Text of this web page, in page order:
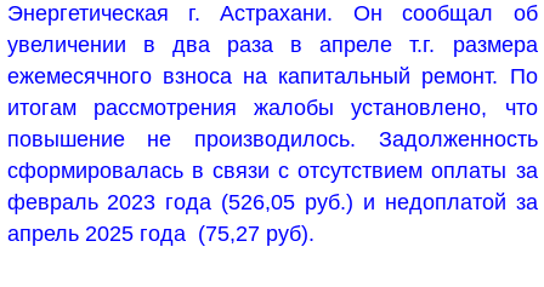
Энергетическая г. Астрахани. Он сообщал об
увеличении в два раза в апреле т.г. размера
ежемесячного взноса на капитальный ремонт. По
итогам рассмотрения жалобы установлено, что
повышение не производилось. Задолженность
сформировалась в связи с отсутствием оплаты за
февраль 2023 года (526,05 руб.) и недоплатой за
апрель 2025 года (75,27 руб).